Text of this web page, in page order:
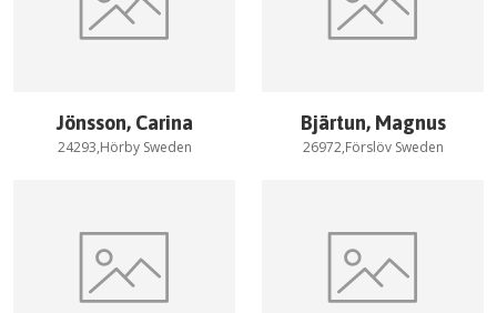
Jönsson, Carina
24293,Hörby Sweden
Bjärtun, Magnus
26972,Förslöv Sweden